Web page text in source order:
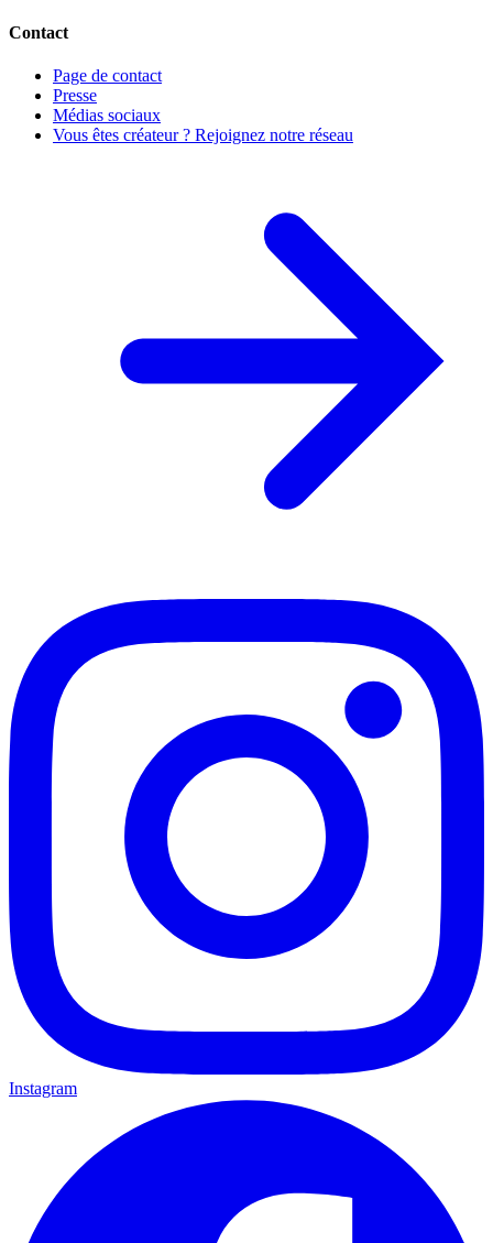
Contact
Page de contact
Presse
Médias sociaux
Vous êtes créateur ? Rejoignez notre réseau
Instagram